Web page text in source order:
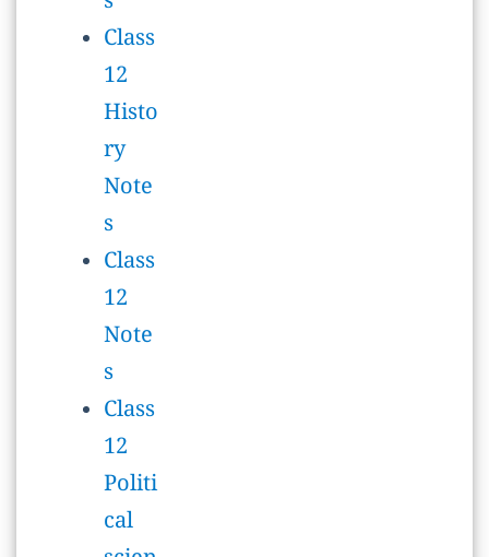
Note
s
Class
12
Note
s
Class
12
Politi
cal
scien
ce
Class
12
Ques